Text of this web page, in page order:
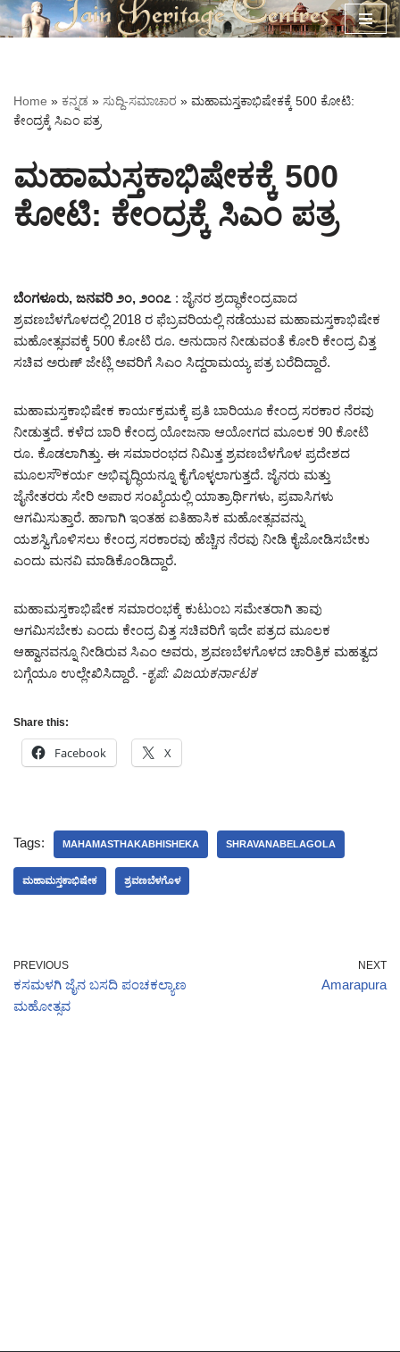
Home » ಕನ್ನಡ » ಸುದ್ದಿ-ಸಮಾಚಾರ » ಮಹಾಮಸ್ತಕಾಭಿಷೇಕಕ್ಕೆ 500 ಕೋಟಿ:
ಕೇಂದ್ರಕ್ಕೆ ಸಿಎಂ ಪತ್ರ
ಮಹಾಮಸ್ತಕಾಭಿಷೇಕಕ್ಕೆ 500
ಕೋಟಿ: ಕೇಂದ್ರಕ್ಕೆ ಸಿಎಂ ಪತ್ರ
ಬೆಂಗಳೂರು, ಜನವರಿ ೨೦, ೨೦೧೭ : ಜೈನರ ಶ್ರದ್ಧಾಕೇಂದ್ರವಾದ
ಶ್ರವಣಬೆಳಗೊಳದಲ್ಲಿ 2018 ರ ಫೆಬ್ರವರಿಯಲ್ಲಿ ನಡೆಯುವ ಮಹಾಮಸ್ತಕಾಭಿಷೇಕ
ಮಹೋತ್ಸವವಕ್ಕೆ 500 ಕೋಟಿ ರೂ. ಅನುದಾನ ನೀಡುವಂತೆ ಕೋರಿ ಕೇಂದ್ರ ವಿತ್ತ
ಸಚಿವ ಅರುಣ್‌ ಜೇಟ್ಲಿ ಅವರಿಗೆ ಸಿಎಂ ಸಿದ್ದರಾಮಯ್ಯ ಪತ್ರ ಬರೆದಿದ್ದಾರೆ.
ಮಹಾಮಸ್ತಕಾಭಿಷೇಕ ಕಾರ್ಯಕ್ರಮಕ್ಕೆ ಪ್ರತಿ ಬಾರಿಯೂ ಕೇಂದ್ರ ಸರಕಾರ ನೆರವು
ನೀಡುತ್ತದೆ. ಕಳೆದ ಬಾರಿ ಕೇಂದ್ರ ಯೋಜನಾ ಆಯೋಗದ ಮೂಲಕ 90 ಕೋಟಿ
ರೂ. ಕೊಡಲಾಗಿತ್ತು. ಈ ಸಮಾರಂಭದ ನಿಮಿತ್ತ ಶ್ರವಣಬೆಳಗೊಳ ಪ್ರದೇಶದ
ಮೂಲಸೌಕರ್ಯ ಅಭಿವೃದ್ಧಿಯನ್ನೂ ಕೈಗೊಳ್ಳಲಾಗುತ್ತದೆ. ಜೈನರು ಮತ್ತು
ಜೈನೇತರರು ಸೇರಿ ಅಪಾರ ಸಂಖ್ಯೆಯಲ್ಲಿ ಯಾತ್ರಾರ್ಥಿಗಳು, ಪ್ರವಾಸಿಗಳು
ಆಗಮಿಸುತ್ತಾರೆ. ಹಾಗಾಗಿ ಇಂತಹ ಐತಿಹಾಸಿಕ ಮಹೋತ್ಸವವನ್ನು
ಯಶಸ್ವಿಗೊಳಿಸಲು ಕೇಂದ್ರ ಸರಕಾರವು ಹೆಚ್ಚಿನ ನೆರವು ನೀಡಿ ಕೈಜೋಡಿಸಬೇಕು
ಎಂದು ಮನವಿ ಮಾಡಿಕೊಂಡಿದ್ದಾರೆ.
ಮಹಾಮಸ್ತಕಾಭಿಷೇಕ ಸಮಾರಂಭಕ್ಕೆ ಕುಟುಂಬ ಸಮೇತರಾಗಿ ತಾವು
ಆಗಮಿಸಬೇಕು ಎಂದು ಕೇಂದ್ರ ವಿತ್ತ ಸಚಿವರಿಗೆ ಇದೇ ಪತ್ರದ ಮೂಲಕ
ಆಹ್ವಾನವನ್ನೂ ನೀಡಿರುವ ಸಿಎಂ ಅವರು, ಶ್ರವಣಬೆಳಗೊಳದ ಚಾರಿತ್ರಿಕ ಮಹತ್ವದ
ಬಗ್ಗೆಯೂ ಉಲ್ಲೇಖಿಸಿದ್ದಾರೆ. -ಕೃಪೆ: ವಿಜಯಕರ್ನಾಟಕ
Share this:
Facebook X
Tags: MAHAMASTHAKABHISHEKA SHRAVANABELAGOLA
ಮಹಾಮಸ್ತಕಾಭಿಷೇಕ ಶ್ರವಣಬೆಳಗೊಳ
PREVIOUS
ಕಸಮಳಗಿ ಜೈನ ಬಸದಿ ಪಂಚಕಲ್ಯಾಣ
ಮಹೋತ್ಸವ
NEXT
Amarapura